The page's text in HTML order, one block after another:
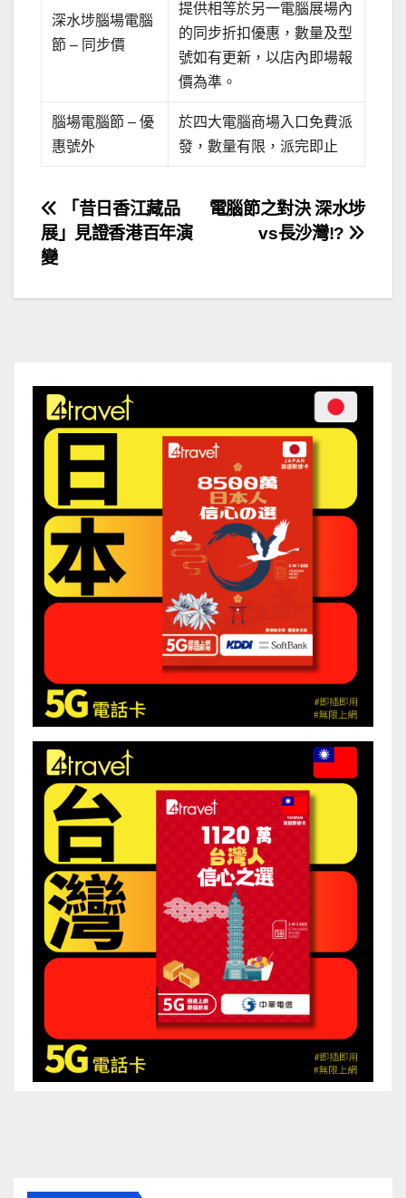
深水埗腦場電腦
節 – 同步價
提供相等於另一電腦展場內
的同步折扣優惠，數量及型
號如有更新，以店內即場報
價為準。
腦場電腦節 – 優
惠號外
於四大電腦商場入口免費派
發，數量有限，派完即止
文
章
導
電腦節之對決 深水埗
vs長沙灣!?
「昔日香江藏品
展」見證香港百年演
變